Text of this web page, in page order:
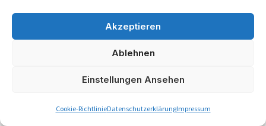
Akzeptieren
Ablehnen
Einstellungen Ansehen
Cookie-RichtlinieDatenschutzerklärungImpressum
Datenlage prüfen
Unternehmensdaten,
Abschlüsse und erkennbare
gegenprüfen.